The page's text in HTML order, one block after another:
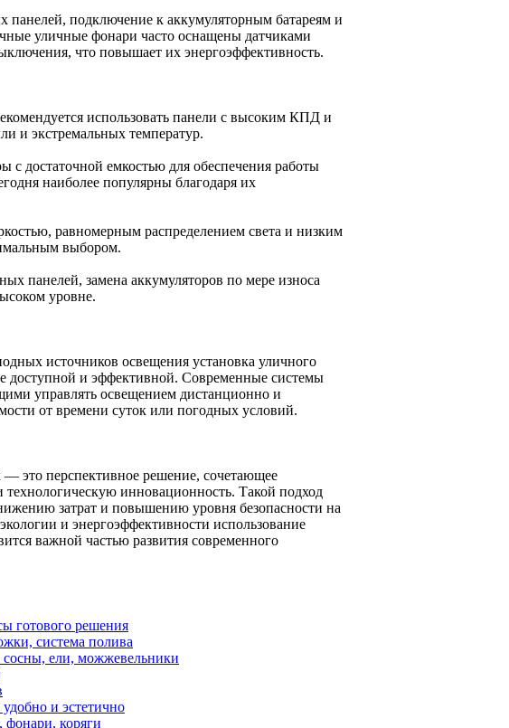
панелей, подключение к аккумуляторным батареям и
уличные фонари часто оснащены датчиками
что повышает их энергоэффективность.
использовать панели с высоким КПД и
и экстремальных температур.
достаточной емкостью для обеспечения работы
наиболее популярны благодаря их
равномерным распределением света и низким
выбором.
панелей, замена аккумуляторов по мере износа
уровне.
источников освещения установка уличного
доступной и эффективной. Современные системы
управлять освещением дистанционно и
от времени суток или погодных условий.
— это перспективное решение, сочетающее
инновационность. Такой подход
затрат и повышению уровня безопасности на
и энергоэффективности использование
важной частью развития современного
готового решения
система полива
сосны, ели, можжевельники
и эстетично
фонари, коряги